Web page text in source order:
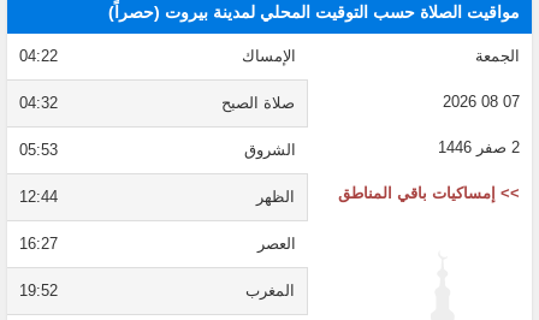
مواقيت الصلاة حسب التوقيت المحلي لمدينة بيروت (حصراً)
الجمعة
07 08 2026
2 صفر 1446
>> إمساكيات باقي المناطق
الإمساك 04:22
صلاة الصبح 04:32
الشروق 05:53
الظهر 12:44
العصر 16:27
المغرب 19:52